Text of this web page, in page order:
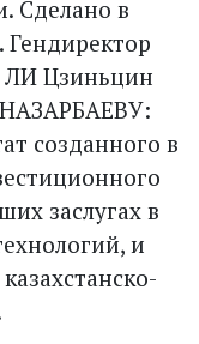
Сделано в
Гендиректор
ЛИ Цзиньцин
НАЗАРБАЕВУ:
созданного в
заслугах в
и